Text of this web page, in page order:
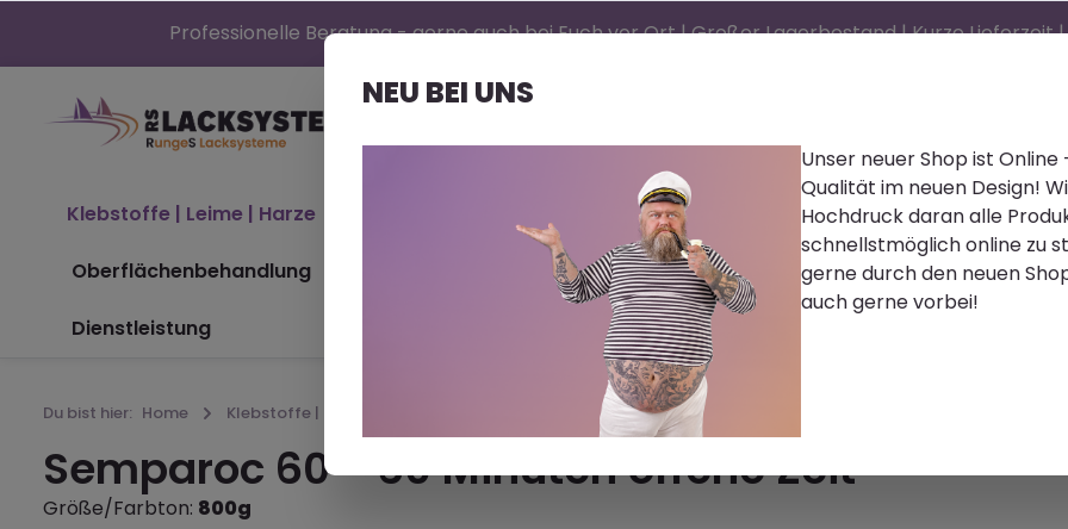
Professionelle Beratung - gerne auch bei Euch vor Ort | Großer Lagerbestand | Kurze
Klebstoffe | Leime | Harze Reinigen | Polieren Farbe | Lacke |
Oberflächenbehandlung Zubehör Bekleidung Palettenware
Dienstleistung
Du bist hier: Home Klebstoffe | Leime | Harze PUR-Klebstoff | Schaum
Semparoc 60 - 60 Minuten offene Zeit
Größe/Farbton: 800g
NEU BEI UNS
Unser neuer Shop ist
Qualität im neuen Design!
Hochdruck daran alle
schnellstmöglich online zu
gerne durch den neuen
auch gerne vorbei!